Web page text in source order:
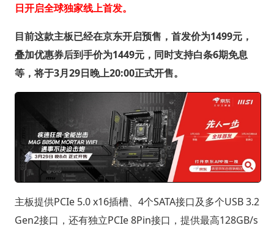
日开启全球独家线上首发。
目前这款主板已经在京东开启预售，首发价为1499元，
叠加优惠券后到手价为1449元，同时支持白条6期免息
等，将于3月29日晚上20:00正式开售。
主板提供PCIe 5.0 x16插槽、4个SATA接口及多个USB 3.2
Gen2接口，还有独立PCIe 8Pin接口，提供最高128GB/s